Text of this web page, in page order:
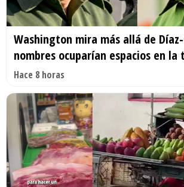
Washington mira más allá de
nombres ocuparían espacios en la
Hace 8 horas